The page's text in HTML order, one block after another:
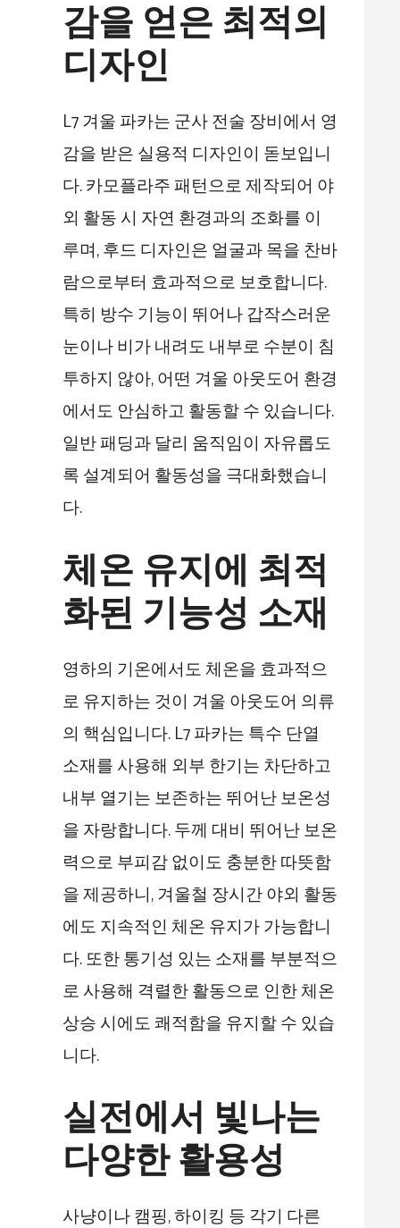
감을 얻은 최적의
디자인
L7 겨울 파카는 군사 전술 장비에서 영
감을 받은 실용적 디자인이 돋보입니
다. 카모플라주 패턴으로 제작되어 야
외 활동 시 자연 환경과의 조화를 이
루며, 후드 디자인은 얼굴과 목을 찬바
람으로부터 효과적으로 보호합니다.
특히 방수 기능이 뛰어나 갑작스러운
눈이나 비가 내려도 내부로 수분이 침
투하지 않아, 어떤 겨울 아웃도어 환경
에서도 안심하고 활동할 수 있습니다.
일반 패딩과 달리 움직임이 자유롭도
록 설계되어 활동성을 극대화했습니
다.
체온 유지에 최적
화된 기능성 소재
영하의 기온에서도 체온을 효과적으
로 유지하는 것이 겨울 아웃도어 의류
의 핵심입니다. L7 파카는 특수 단열
소재를 사용해 외부 한기는 차단하고
내부 열기는 보존하는 뛰어난 보온성
을 자랑합니다. 두께 대비 뛰어난 보온
력으로 부피감 없이도 충분한 따뜻함
을 제공하니, 겨울철 장시간 야외 활동
에도 지속적인 체온 유지가 가능합니
다. 또한 통기성 있는 소재를 부분적으
로 사용해 격렬한 활동으로 인한 체온
상승 시에도 쾌적함을 유지할 수 있습
니다.
실전에서 빛나는
다양한 활용성
사냥이나 캠핑, 하이킹 등 각기 다른